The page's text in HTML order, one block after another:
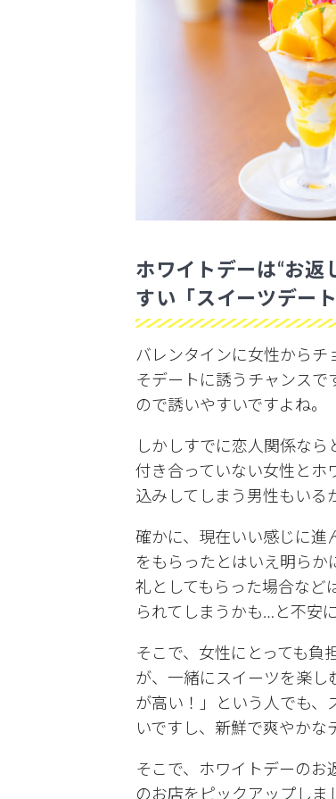
ホワイトデーは“お返
すい「スイーツデート
バレンタインに女性からチ
そデートに誘うチャンスで
ので誘いやすいですよね。
しかしすでに恋人関係なら
付き合っていない女性とホ
込みしてしまう男性もいる
確かに、現在いい感じに進
をもらったとはいえ明らか
礼としてもらった場合など
られてしまうかも…と不安
そこで、女性にとっても負
が、一緒にスイーツを楽し
が高い！」という人でも、
いですし、新鮮で爽やかな
そこで、ホワイトデーのお
のお店をピックアップしま